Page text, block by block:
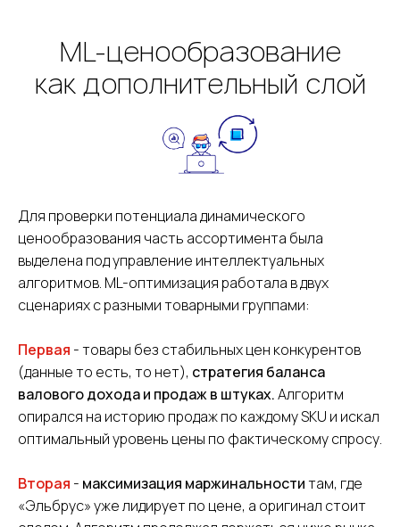
ML-ценообразование
как дополнительный слой
Для проверки потенциала динамического
ценообразования часть ассортимента была
выделена под управление интеллектуальных
алгоритмов. ML-оптимизация работала в двух
сценариях с разными товарными группами:
Первая - товары без стабильных цен конкурентов
(данные то есть, то нет), стратегия баланса
валового дохода и продаж в штуках.Алгоритм
опирался на историю продаж по каждому SKU и искал
оптимальный уровень цены по фактическому спросу.
Вторая - максимизация маржинальноститам, где
«Эльбрус» уже лидирует по цене, а оригинал стоит